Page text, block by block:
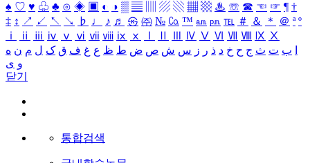
♠ ♡ ♥ ♧ ♣ ⊙ ◈ ▣ ◐ ◑ ▒ ▤ ▨ ▧ ▦ ▩ ♨ ☏ ☎ ☜ ☞ ¶ †
‡ ↕ ↗ ↙ ↖ ↘ ♭ ♩ ♪ ♬ ㉿ ㈜ № ㏇ ™ ㏂ ㏘ ℡ ＃ ＆ ＊ ＠ ª º
ⅰ
ⅱ ⅲ ⅳ ⅴ ⅵ ⅶ ⅷ ⅸ ⅹ Ⅳ Ⅴ Ⅵ Ⅶ Ⅷ Ⅸ Ⅹ
ب ت ث ج ح خ د ذ ر ز س ش ص ض ط ظ ع غ ف ق ک ل م ن ه
و ی
닫기
통합검색